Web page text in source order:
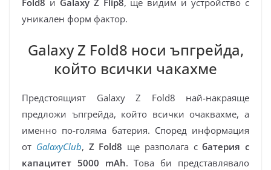
уникален форм фактор.
Galaxy Z Fold8 носи ъпгрейда,
който всички чакахме
Предстоящият Galaxy Z Fold8 най-накраяще
предложи ъпгрейда, който всички очаквахме, а
именно по-голяма батерия. Според информация
от GalaxyClub, Z Fold8 ще разполага сбатерия с
капацитет 5000 mAh. Това би представлявало